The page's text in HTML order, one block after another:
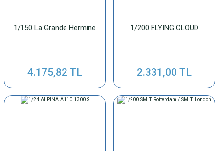
1/150 La Grande Hermine
4.175,82 TL
1/200 FLYING CLOUD
2.331,00 TL